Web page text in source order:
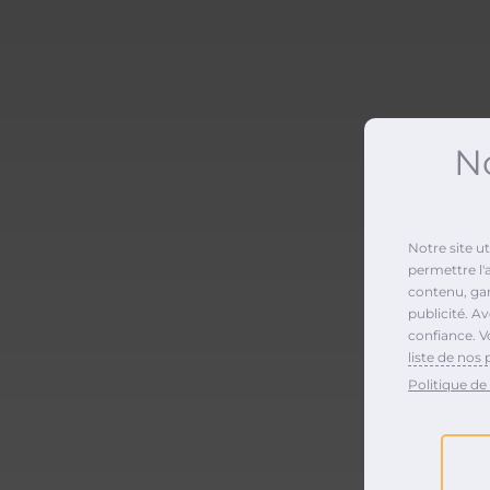
Notre site
permettre
contenu,
publicité.
confiance.
liste de nos
Politique